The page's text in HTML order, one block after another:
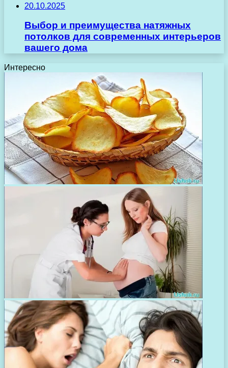
20.10.2025
Выбор и преимущества натяжных
потолков для современных интерьеров
вашего дома
Интересно